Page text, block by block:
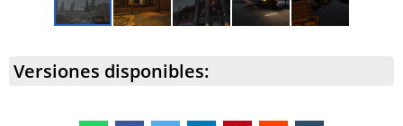
Versiones disponibles: